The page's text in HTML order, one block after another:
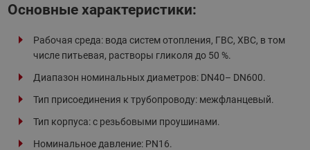
Основные характеристики:
Рабочая среда: вода систем отопления, ГВС, ХВС, в том
числе питьевая, растворы гликоля до 50 %.
Диапазон номинальных диаметров: DN40– DN600.
Тип присоединения к трубопроводу: межфланцевый.
Тип корпуса: с резьбовыми проушинами.
Номинальное давление: PN16.